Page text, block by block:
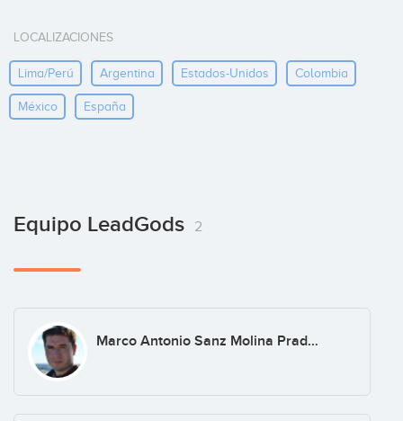
LOCALIZACIONES
Lima/perú Argentina Estados-Unidos Colombia
México España
Equipo LeadGods 2
Marco Antonio Sanz Molina Prados